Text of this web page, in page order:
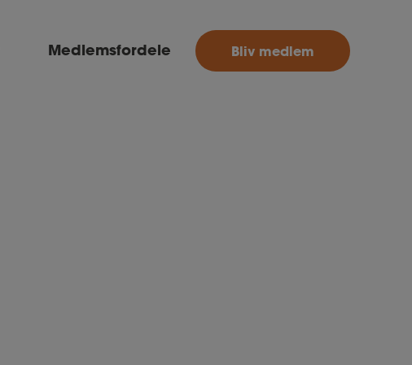
Ase
Medlemsfordele Bliv medlem